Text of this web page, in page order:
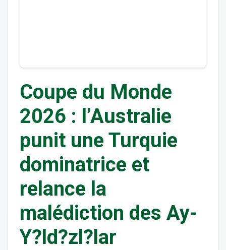
Coupe du Monde
2026 : l’Australie
punit une Turquie
dominatrice et
relance la
malédiction des Ay-
Y?ld?zl?lar